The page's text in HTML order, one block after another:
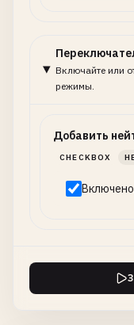
Включайте или
режимы.
Добавить
CHECKBOX